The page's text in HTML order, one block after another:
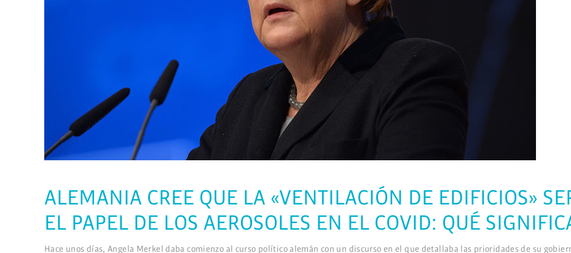
ALEMANIA CREE QUE LA «VENTILACIÓN DE EDIFICIOS»
EL PAPEL DE LOS AEROSOLES EN EL COVID: QUÉ
Hace unos días, Angela Merkel daba comienzo al curso político alemán con un discurso en el que detallaba las prioridades de su